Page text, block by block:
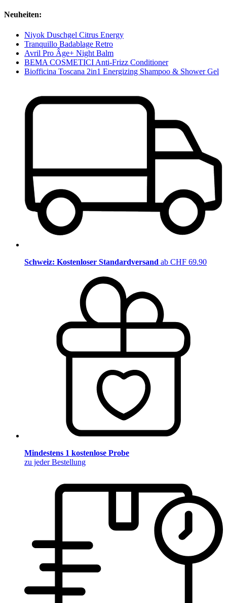
Neuheiten:
Niyok Duschgel Citrus Energy
Tranquillo Badablage Retro
Avril Pro Âge+ Night Balm
BEMA COSMETICI Anti-Frizz Conditioner
Biofficina Toscana 2in1 Energizing Shampoo & Shower Gel
Schweiz: Kostenloser Standardversand ab CHF 69.90
Mindestens 1 kostenlose Probe
zu jeder Bestellung